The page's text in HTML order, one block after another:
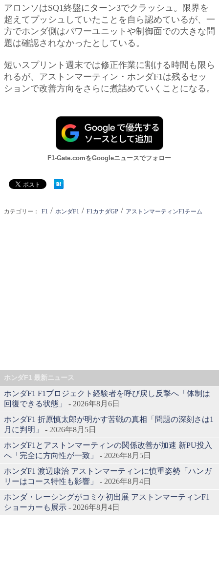
アロンソはSQ1終盤にターン3でクラッシュ。限界を
超えてプッシュしていたことを自ら認めているが、一
方でホンダ側はパワーユニットや制御面での大きな問
題は確認されなかったとしている。
短いスプリント週末では修正作業に割ける時間も限ら
れるが、アストンマーティン・ホンダF1は残るセッ
ションで改善方向をさらに煮詰めていくことになる。
F1-Gate.comをGoogleニュースでフォロー
カテゴリー： F1 / ホンダF1 / F1カナダGP / アストンマーティンF1チーム
ホンダF1 最新ニュース
ホンダF1 F1プロジェクト経験者を呼び戻し反撃へ「体制は
回復できる状態」
- 2026年8月6日
ホンダF1 折原慎太郎が明かす苦戦の真相「問題の深刻さは1
月に判明」
- 2026年8月5日
ホンダF1とアストンマーティンの関係改善が加速 新PU投入
へ「完全に方向性が一致」
- 2026年8月5日
ホンダF1 渡辺康治 アストンマーティンに慎重姿勢「ハンガ
リーはコース特性も影響」
- 2026年8月4日
ホンダ・レーシングがコミケ初出展 アストンマーティンF1
ショーカーも展示 - 2026年8月4日